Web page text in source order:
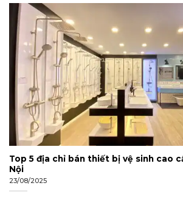
Top 5 địa chỉ bán thiết bị vệ sinh cao
Nội
23/08/2025